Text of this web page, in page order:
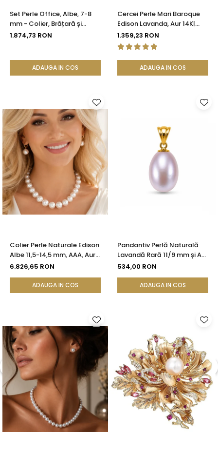
Set Perle Office, Albe, 7-8
mm - Colier, Brățară și
Cercei, Aur Galben 14K |
1.874,73 RON
ADAUGA IN COS
Cercei Perle Mari Baroque
Edison Lavanda, Aur 14K|
KASKADDA®
1.359,23 RON
ADAUGA IN COS
Colier Perle Naturale Edison
Albe 11,5-14,5 mm, AAA, Aur
Galben 14K | KASKADDA®
6.826,65 RON
ADAUGA IN COS
Pandantiv Perlă Naturală
Lavandă Rară 11/9 mm și Aur
Galben 14K (aur 585) |
534,00 RON
ADAUGA IN COS